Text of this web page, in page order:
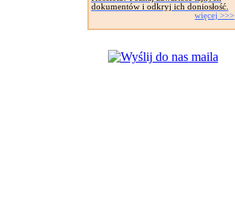
dokumentów i odkryj ich doniosłość.
więcej >>>